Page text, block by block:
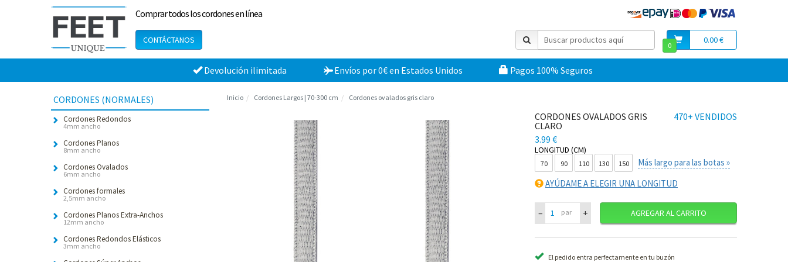
Comprar todos los cordones en línea
CONTÁCTANOS 0.00 €
0
Devolución ilimitada Envíos por 0€en Estados Unidos Pagos 100% Seguros
CORDONES (NORMALES)
Cordones Redondos
4mm ancho
Cordones Planos
8mm ancho
Cordones Ovalados
6mm ancho
Cordones formales
2,5mm ancho
Cordones Planos Extra-Anchos
12mm ancho
Cordones Redondos Elásticos
3mm ancho
Inicio Cordones Largos | 70-300 cm Cordones ovalados gris claro
470+ VENDIDOS
CORDONES OVALADOS GRIS
CLARO
3.99 €
LONGITUD (CM)
70 90 110 130 150
Más largo para las botas »
AYÚDAME A ELEGIR UNA LONGITUD
– par + AGREGAR AL CARRITO
El pedido entra perfectamente en tu buzón